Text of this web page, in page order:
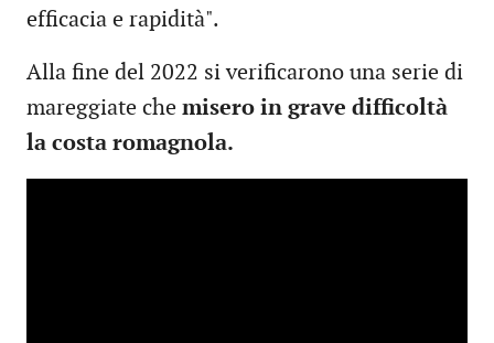
efficacia e rapidità".
Alla fine del 2022 si verificarono una serie di
mareggiate che misero in grave difficoltà
la costa romagnola.